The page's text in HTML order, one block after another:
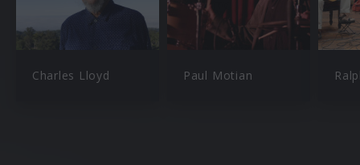
Charles Lloyd Paul Motian